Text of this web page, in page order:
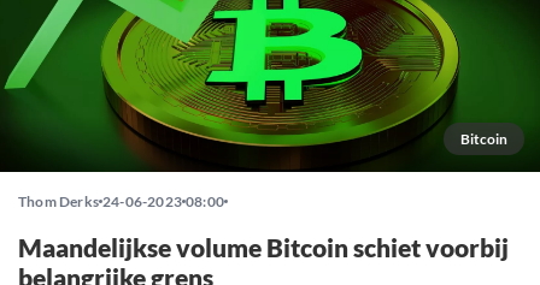
Bitcoin
Thom Derks 24-06-2023 08:00
Maandelijkse volume Bitcoin schiet voorbij
belangrijke grens